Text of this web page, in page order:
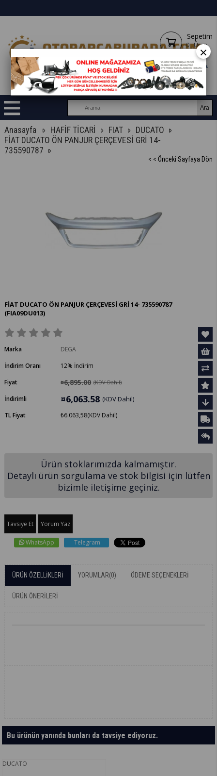
Sepetim
0 Ürün
Anasayfa HAFİF TİCARİ FIAT
DUCATO
FİAT DUCATO ÖN PANJUR ÇERÇEVESİ GRİ 14-
735590787
< < Önceki Sayfaya Dön
FİAT DUCATO ÖN PANJUR ÇERÇEVESİ GRİ 14- 735590787
(FIA09DU013)
Marka
DEGA
İndirim Oranı
%
12
İndirim
Fiyat
¤6,895.00 (KDV Dahil)
İndirimli ¤6,063.58 (KDV Dahil)
TL Fiyat ₺6.063,58(KDV Dahil)
Ürün stoklarımızda kalmamıştır.
Detaylı ürün sorgulama ve stok bilgisi için lütfen
bizimle iletişime geçiniz.
Tavsiye Et Yorum Yaz
WhatsApp Telegram
ÜRÜN ÖZELLIKLERI YORUMLAR(0) ÖDEME SEÇENEKLERI
ÜRÜN ÖNERILERI
Bu ürünün yanında bunları da tavsiye ediyoruz.
DUCATO
×